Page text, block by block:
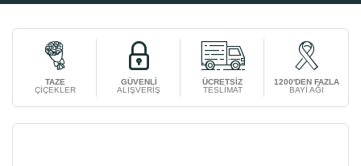
TAZE
ÇİÇEKLER
GÜVENLİ
ALIŞVERİŞ
ÜCRETSİZ
TESLİMAT
1200'DEN FAZLA
BAYİ AĞI